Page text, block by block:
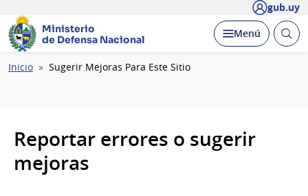
gub.uy
Ministerio
de Defensa Nacional
Desplegar
Menú Abrir
Ruta
Inicio Sugerir Mejoras Para Este Sitio
Reportar errores o sugerir
mejoras